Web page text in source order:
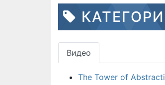
Видео
The Tower of